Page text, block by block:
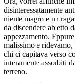
disinteressatamente
niente magro e un
da discendere abietto
appezzamento.
malissimo e ridevamo,
chi ci capitava verso
interamente assorbiti
terreno.